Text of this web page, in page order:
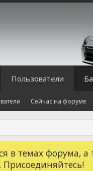
в темах форума,
Пользователи
Сейчас на форуме